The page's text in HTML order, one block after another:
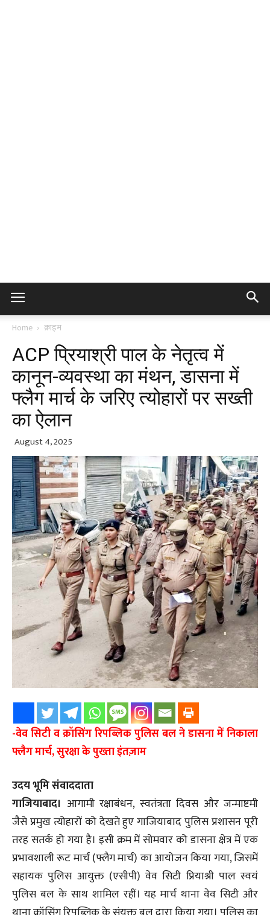
Home क्राइम
ACP प्रियाश्री पाल के नेतृत्व में
कानून-व्यवस्था का मंथन, डासना में
फ्लैग मार्च के जरिए त्योहारों पर सख्ती
का ऐलान
August 4, 2025
-वेव सिटी व क्रॉसिंग रिपब्लिक पुलिस बल ने डासना में निकाला
फ्लैग मार्च, सुरक्षा के पुख्ता इंतज़ाम
उदय भूमि संवाददाता
गाजियाबाद। आगामी रक्षाबंधन, स्वतंत्रता दिवस और जन्माष्टमी
जैसे प्रमुख त्योहारों को देखते हुए गाजियाबाद पुलिस प्रशासन पूरी
तरह सतर्क हो गया है। इसी क्रम में सोमवार को डासना क्षेत्र में एक
प्रभावशाली रूट मार्च (फ्लैग मार्च) का आयोजन किया गया, जिसमें
सहायक पुलिस आयुक्त (एसीपी) वेव सिटी प्रियाश्री पाल स्वयं
पुलिस बल के साथ शामिल रहीं। यह मार्च थाना वेव सिटी और